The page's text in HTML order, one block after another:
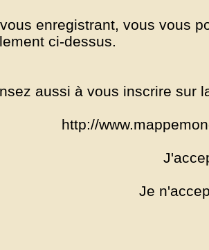
enregistrant, vous vous
ci-dessus.
aussi à vous inscrire sur
http://
Je